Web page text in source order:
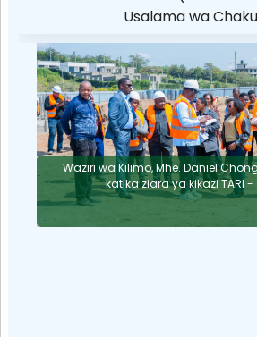
Usalama wa
Tanzania na Jamhuri ya Rwanda
kuangazia maeneo mbalimbali ya
Sekta ya Kilimo, ikiwemo
teknolojia, utaalamu wa kuongeza
wa chakula, pamoja na fursa za